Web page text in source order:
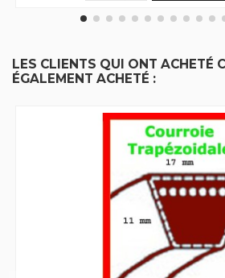
LES CLIENTS QUI ONT ACHETÉ
ÉGALEMENT ACHETÉ :